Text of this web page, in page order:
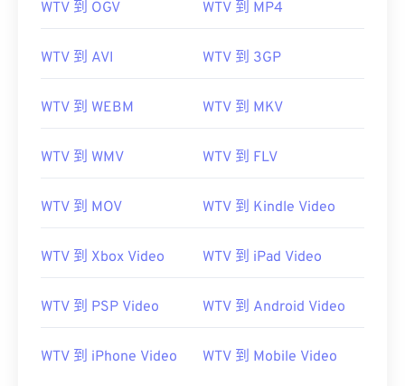
WTV 到 OGV WTV 到 MP4
WTV 到 AVI WTV 到 3GP
WTV 到 WEBM WTV 到 MKV
WTV 到 WMV WTV 到 FLV
WTV 到 MOV WTV 到 Kindle Video
WTV 到 Xbox Video WTV 到 iPad Video
WTV 到 PSP Video WTV 到 Android Video
WTV 到 iPhone Video WTV 到 Mobile Video